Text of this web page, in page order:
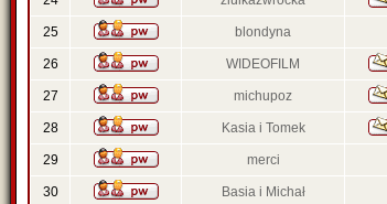
25 blondyna
26 WIDEOFILM
27 michupoz
28 Kasia i Tomek
29 merci
30 Basia i Michał